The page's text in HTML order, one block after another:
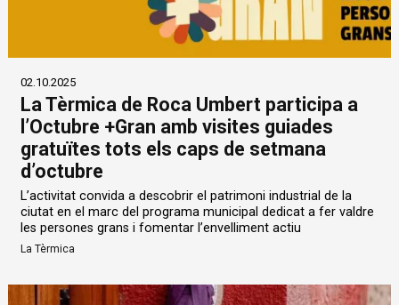
02.10.2025
La Tèrmica de Roca Umbert participa a
l’Octubre +Gran amb visites guiades
gratuïtes tots els caps de setmana
d’octubre
L’activitat convida a descobrir el patrimoni industrial de la
ciutat en el marc del programa municipal dedicat a fer valdre
les persones grans i fomentar l’envelliment actiu
La Tèrmica